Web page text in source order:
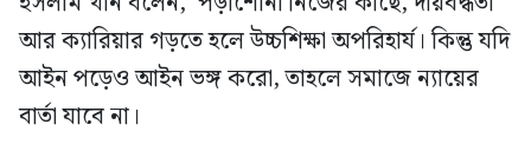
আর ক্যারিয়ার গড়তে হলে উচ্চশিক্ষা অপরিহার্য। কিন্তু যদি
আইন পড়েও আইন ভঙ্গ করো, তাহলে সমাজে ন্যায়ের
বার্তা যাবে না।